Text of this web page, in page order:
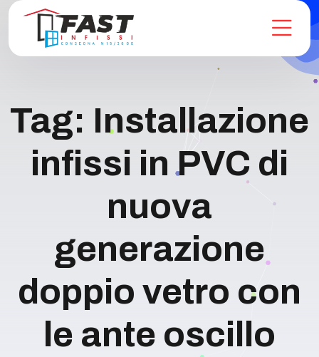
Tag: Installazione
infissi in PVC di
nuova
generazione
doppio vetro con
le ante oscillo